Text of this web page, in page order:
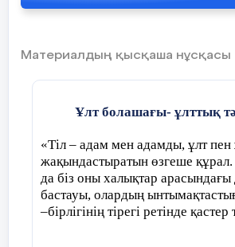
Материалдың қысқаша нұсқасы
Ұлт болашағы- ұлттық
«Тіл – адам мен адамды, ұлт пен
жақындастыратын өзгеше
да біз оны халықтар
бастауы, олардың
–бірлігінің тірегі ретінде